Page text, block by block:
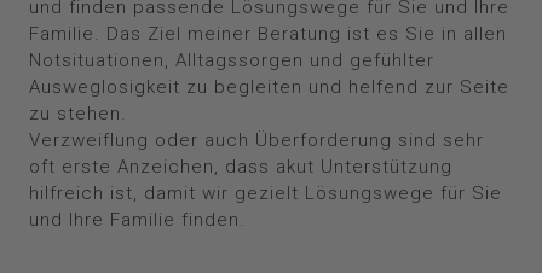
und finden passende Lösungswege für Sie und Ihre
Familie. Das Ziel meiner Beratung ist es Sie in allen
Notsituationen, Alltagssorgen und gefühlter
Ausweglosigkeit zu begleiten und helfend zur Seite
zu stehen.
Verzweiflung oder auch ​Überforderung sind sehr
oft erste Anzeichen, dass akut Unterstützung
hilfreich ist, damit wir gezielt Lösungswege für Sie
und Ihre Familie finden.